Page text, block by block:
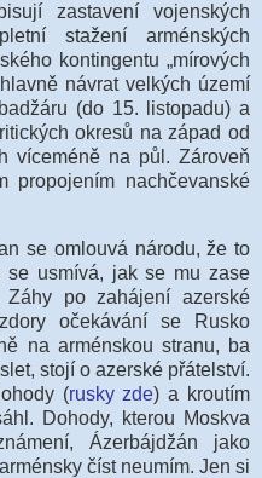
zastavení vojenských
stažení arménských
kontingentu „mírových
návrat velkých území
(do 15. listopadu) a
okresů na západ od
víceméně na půl. Zároveň
propojením nachčevanské
se omlouvá národu, že to
usmívá, jak se mu zase
Záhy po zahájení azerské
očekávání se Rusko
na arménskou stranu, ba
stojí o azerské přátelství.
(rusky zde) a kroutím
Dohody, kterou Moskva
Ázerbájdžán jako
číst neumím. Jen si